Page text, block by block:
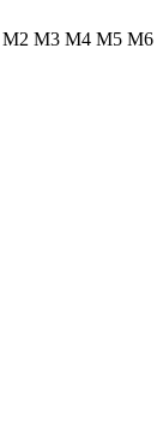
M2 M3 M4 M5 M6